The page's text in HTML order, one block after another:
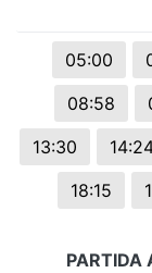
05:00
08:58
13:30
18:15
PARTIDA